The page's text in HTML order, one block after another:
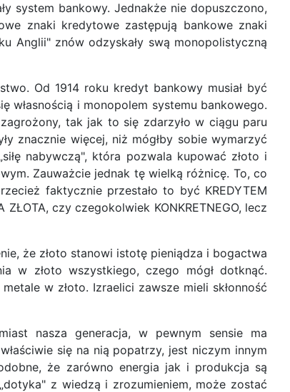
system bankowy. Jednakże nie dopuszczono,
znaki kredytowe zastępują bankowe znaki
Anglii" znów odzyskały swą monopolistyczną
Od 1914 roku kredyt bankowy musiał być
własnością i monopolem systemu bankowego.
tak jak to się zdarzyło w ciągu paru
znacznie więcej, niż mógłby sobie wymarzyć
nabywczą", która pozwala kupować złoto i
Zauważcie jednak tę wielką różnicę. To, co
faktycznie przestało to być KREDYTEM
czy czegokolwiek KONKRETNEGO, lecz
że złoto stanowi istotę pieniądza i bogactwa
w złoto wszystkiego, czego mógł dotknąć.
w złoto. Izraelici zawsze mieli skłonność
nasza generacja, w pewnym sensie ma
się na nią popatrzy, jest niczym innym
że zarówno energia jak i produkcja są
z wiedzą i zrozumieniem, może zostać